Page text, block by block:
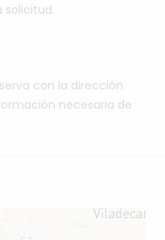
solicitud.
con la dirección
necesaria de